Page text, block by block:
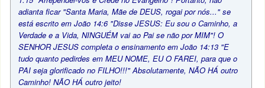
adianta ficar "Santa Maria, Mãe de DEUS, rogai por nós..." se
está escrito em João 14:6 "Disse JESUS: Eu sou o Caminho, a
Verdade e a Vida, NINGUÉM vai ao Pai se não por MIM"! O
SENHOR JESUS completa o ensinamento em João 14:13 "E
tudo quanto pedirdes em MEU NOME, EU O FAREI, para que o
PAI seja glorificado no FILHO!!!" Absolutamente, NÃO HÁ outro
Caminho! NÃO HÁ outro jeito!